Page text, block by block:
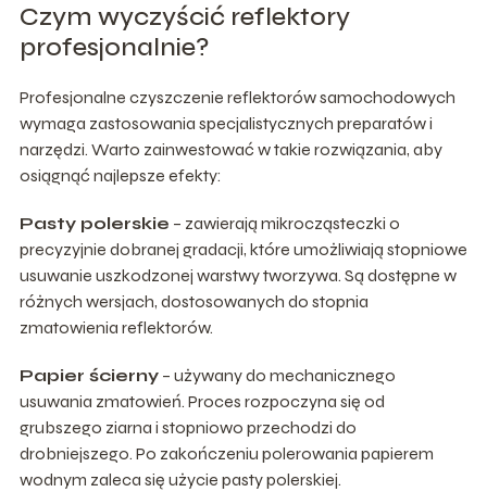
Czym wyczyścić reflektory
profesjonalnie?
Profesjonalne czyszczenie reflektorów samochodowych
wymaga zastosowania specjalistycznych preparatów i
narzędzi. Warto zainwestować w takie rozwiązania, aby
osiągnąć najlepsze efekty:
Pasty polerskie – zawierają mikrocząsteczki o
precyzyjnie dobranej gradacji, które umożliwiają stopniowe
usuwanie uszkodzonej warstwy tworzywa. Są dostępne w
różnych wersjach, dostosowanych do stopnia
zmatowienia reflektorów.
Papier ścierny– używany do mechanicznego
usuwania zmatowień. Proces rozpoczyna się od
grubszego ziarna i stopniowo przechodzi do
drobniejszego. Po zakończeniu polerowania papierem
wodnym zaleca się użycie pasty polerskiej.